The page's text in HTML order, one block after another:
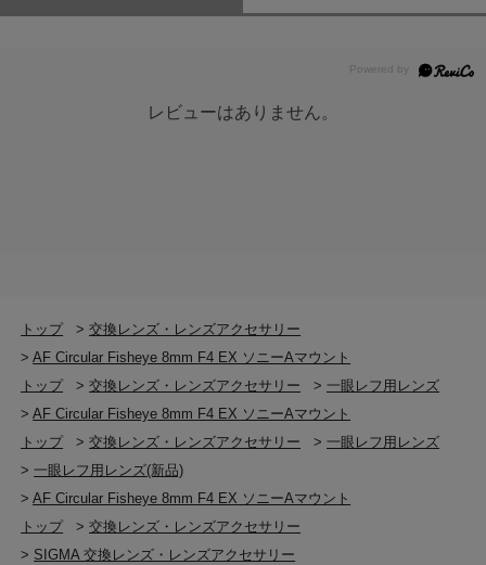
レビューはありません。
トップ >交換レンズ・レンズアクセサリー
>AF Circular Fisheye 8mm F4 EX ソニーAマウント
トップ
>交換レンズ・レンズアクセサリー >一眼レフ用レンズ
>AF Circular Fisheye 8mm F4 EX ソニーAマウント
トップ
>交換レンズ・レンズアクセサリー >一眼レフ用レンズ
>一眼レフ用レンズ(新品)
>AF Circular Fisheye 8mm F4 EX ソニーAマウント
トップ
>交換レンズ・レンズアクセサリー
> SIGMA 交換レンズ・レンズアクセサリー